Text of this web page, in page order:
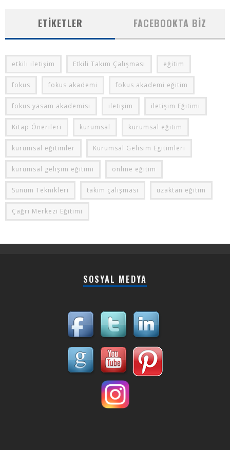
ETIKETLER FACEBOOKTA BIZ
etkili iletişim Etkili Takım Çalışması eğitim
fokus fokus akademi fokus akademi eğitim
fokus yasam akademisi iletişim iletişim Eğitimi
Kitap Önerileri kurumsal kurumsal eğitim
kurumsal eğitimler Kurumsal Gelisim Egitimleri
kurumsal gelişim eğitimi online eğitim
Sunum Teknikleri takım çalışması uzaktan eğitim
Çağrı Merkezi Eğitimi
SOSYAL MEDYA